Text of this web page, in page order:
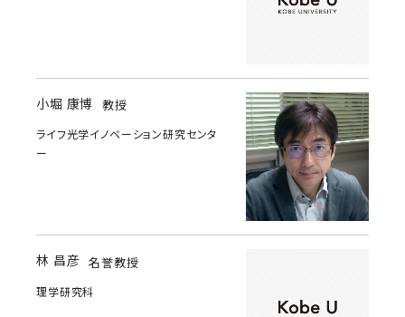
小堀 康博 教授
ライフ光学イノベーション研究センタ
ー
林 昌彦 名誉教授
理学研究科